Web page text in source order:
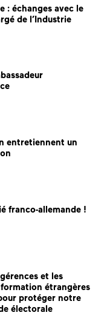
: échanges avec le
de l’Industrie
entretiennent un
franco-allemande !
et les
étrangères
protéger notre
électorale